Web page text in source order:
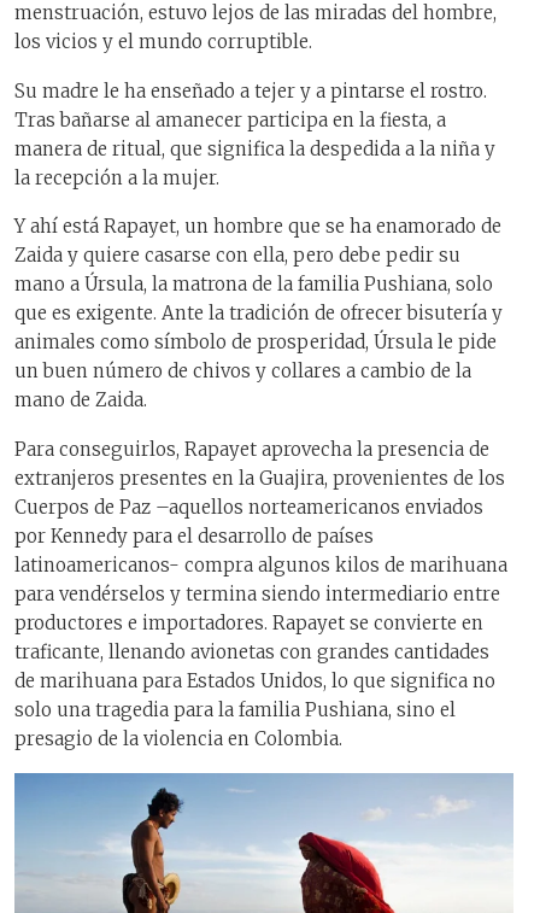
menstruación, estuvo lejos de las miradas del hombre,
los vicios y el mundo corruptible.
Su madre le ha enseñado a tejer y a pintarse el rostro.
Tras bañarse al amanecer participa en la fiesta, a
manera de ritual, que significa la despedida a la niña y
la recepción a la mujer.
Y ahí está Rapayet, un hombre que se ha enamorado de
Zaida y quiere casarse con ella, pero debe pedir su
mano a Úrsula, la matrona de la familia Pushiana, solo
que es exigente. Ante la tradición de ofrecer bisutería y
animales como símbolo de prosperidad, Úrsula le pide
un buen número de chivos y collares a cambio de la
mano de Zaida.
Para conseguirlos, Rapayet aprovecha la presencia de
extranjeros presentes en la Guajira, provenientes de los
Cuerpos de Paz –aquellos norteamericanos enviados
por Kennedy para el desarrollo de países
latinoamericanos- compra algunos kilos de marihuana
para vendérselos y termina siendo intermediario entre
productores e importadores. Rapayet se convierte en
traficante, llenando avionetas con grandes cantidades
de marihuana para Estados Unidos, lo que significa no
solo una tragedia para la familia Pushiana, sino el
presagio de la violencia en Colombia.